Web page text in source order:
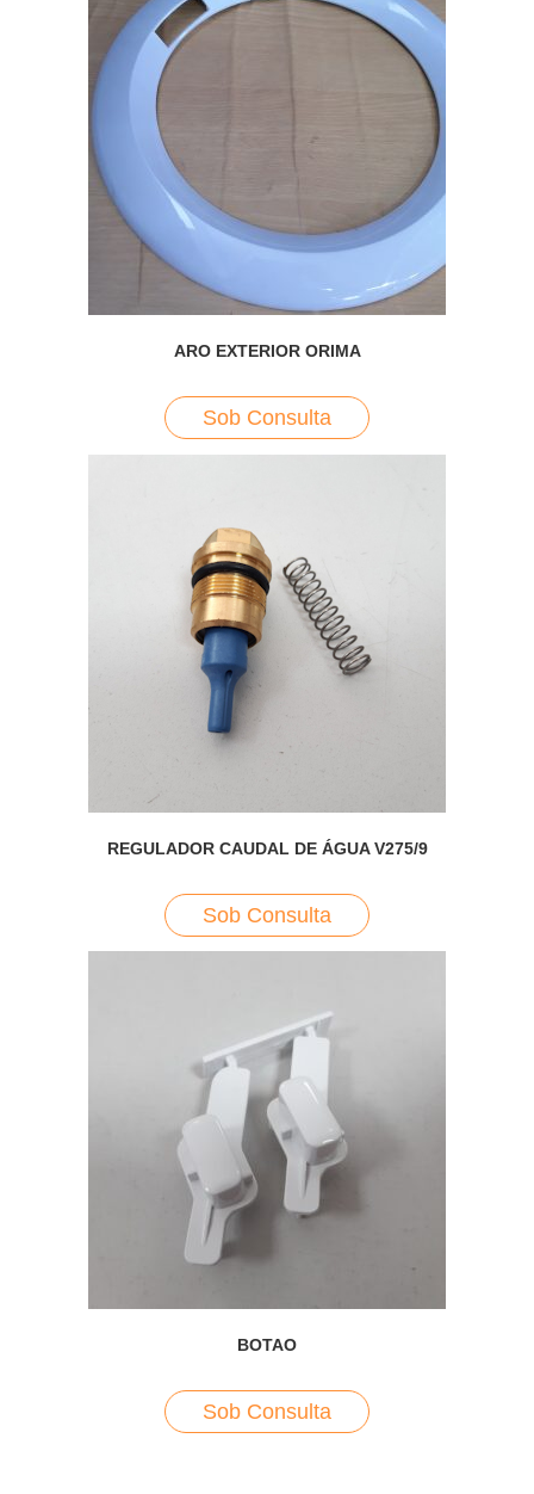
ARO EXTERIOR ORIMA
Sob Consulta
REGULADOR CAUDAL DE ÁGUA V275/9
Sob Consulta
BOTAO
Sob Consulta